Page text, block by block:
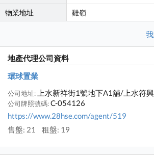
物業地址 雞嶺
地產代理公司資料
環球置業
公司地址: 上水新祥街1號地下A1舖/上水符
公司牌照號碼:C-054126
https://www.28hse.com/agent/519
售盤: 21
租盤: 19